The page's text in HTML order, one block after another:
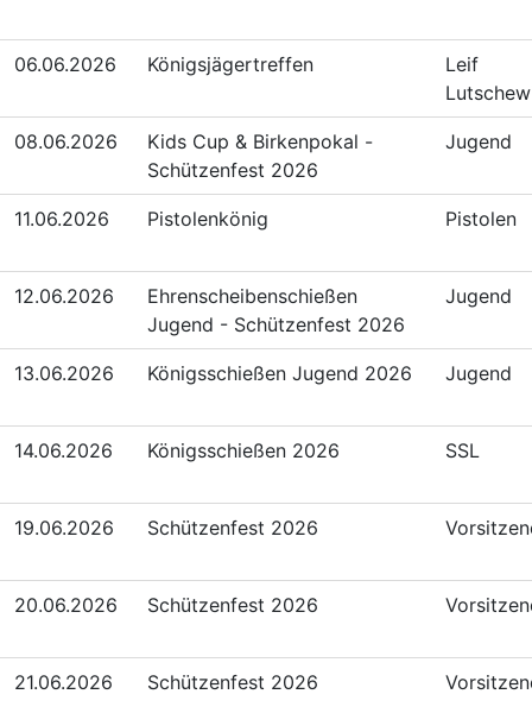
06.06.2026 Königsjägertreffen
Leif
08.06.2026
Kids Cup & Birkenpokal -
Schützenfest 2026
Jugend
11.06.2026 Pistolenkönig Pistolen
12.06.2026
Ehrenscheibenschießen
Jugend - Schützenfest 2026
Jugend
13.06.2026 Königsschießen Jugend 2026 Jugend
14.06.2026 Königsschießen 2026 SSL
19.06.2026 Schützenfest 2026
20.06.2026 Schützenfest 2026
21.06.2026 Schützenfest 2026